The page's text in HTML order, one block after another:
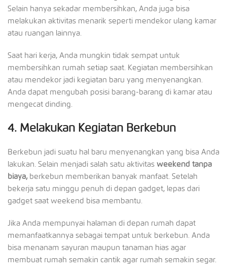
Selain hanya sekadar membersihkan, Anda juga bisa
melakukan aktivitas menarik seperti mendekor ulang kamar
atau ruangan lainnya.
Saat hari kerja, Anda mungkin tidak sempat untuk
membersihkan rumah setiap saat. Kegiatan membersihkan
atau mendekor jadi kegiatan baru yang menyenangkan.
Anda dapat mengubah posisi barang-barang di kamar atau
mengecat dinding.
4. Melakukan Kegiatan Berkebun
Berkebun jadi suatu hal baru menyenangkan yang bisa Anda
lakukan. Selain menjadi salah satu aktivitas weekend tanpa
biaya, berkebun memberikan banyak manfaat. Setelah
bekerja satu minggu penuh di depan gadget, lepas dari
gadget saat weekend bisa membantu.
Jika Anda mempunyai halaman di depan rumah dapat
memanfaatkannya sebagai tempat untuk berkebun. Anda
bisa menanam sayuran maupun tanaman hias agar
membuat rumah semakin cantik agar rumah semakin segar.